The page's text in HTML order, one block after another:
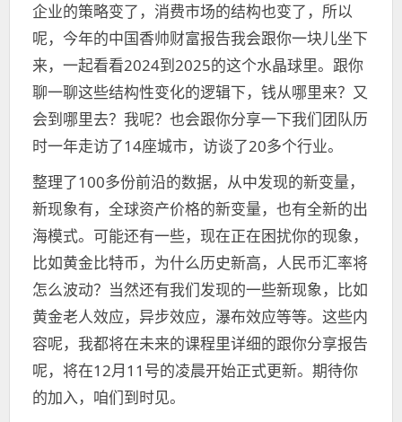
企业的策略变了，消费市场的结构也变了，所以
呢，今年的中国香帅财富报告我会跟你一块儿坐下
来，一起看看2024到2025的这个水晶球里。跟你
聊一聊这些结构性变化的逻辑下，钱从哪里来？又
会到哪里去？我呢？也会跟你分享一下我们团队历
时一年走访了14座城市，访谈了20多个行业。
整理了100多份前沿的数据，从中发现的新变量，
新现象有，全球资产价格的新变量，也有全新的出
海模式。可能还有一些，现在正在困扰你的现象，
比如黄金比特币，为什么历史新高，人民币汇率将
怎么波动？当然还有我们发现的一些新现象，比如
黄金老人效应，异步效应，瀑布效应等等。这些内
容呢，我都将在未来的课程里详细的跟你分享报告
呢，将在12月11号的凌晨开始正式更新。期待你
的加入，咱们到时见。